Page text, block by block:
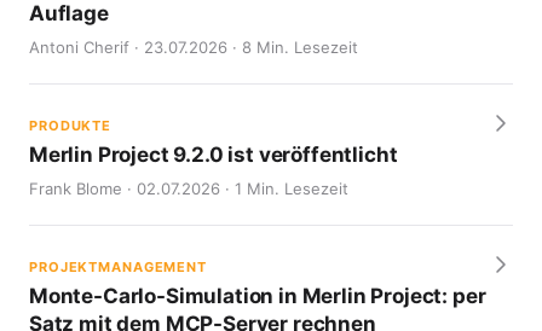
Auflage
Antoni Cherif · 23.07.2026 · 8 Min. Lesezeit
PRODUKTE
Merlin Project 9.2.0 ist veröffentlicht
Frank Blome · 02.07.2026 · 1 Min. Lesezeit
PROJEKTMANAGEMENT
Monte-Carlo-Simulation in Merlin Project: per
Satz mit dem MCP-Server rechnen